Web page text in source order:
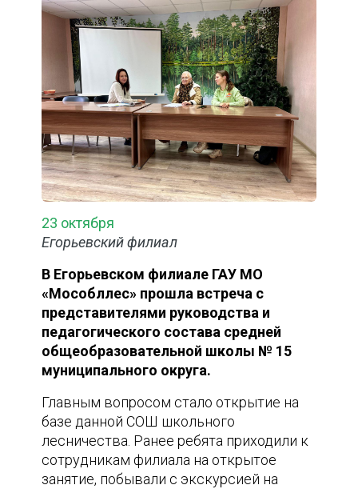
23 октября
Егорьевский филиал
В Егорьевском филиале ГАУ МО
«Мособллес» прошла встреча с
представителями руководства и
педагогического состава средней
общеобразовательной школы № 15
муниципального округа.
Главным вопросом стало открытие на
базе данной СОШ школьного
лесничества. Ранее ребята приходили к
сотрудникам филиала на открытое
занятие, побывали с экскурсией на